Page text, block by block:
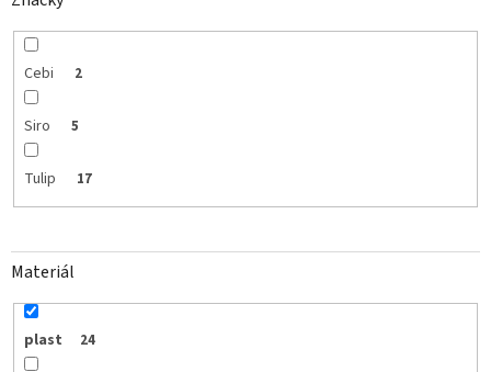
Cebi 2
Siro 5
Tulip 17
Materiál
plast 24